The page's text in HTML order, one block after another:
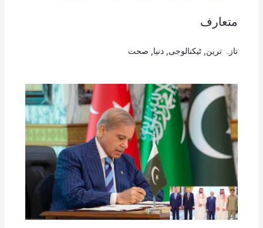
متعارف
تازہ ترین ٹیکنالوجی دنیا صحت